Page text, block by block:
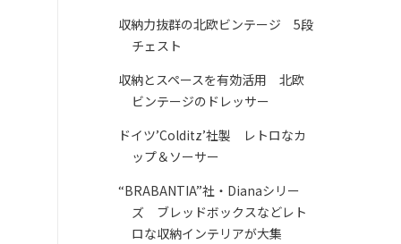
収納力抜群の北欧ビンテージ 5段
チェスト
収納とスペースを有効活用 北欧
ビンテージのドレッサー
ドイツ’Colditz’社製 レトロなカ
ップ＆ソーサー
“BRABANTIA”社・Dianaシリー
ズ ブレッドボックスなどレト
ロな収納インテリアが大集